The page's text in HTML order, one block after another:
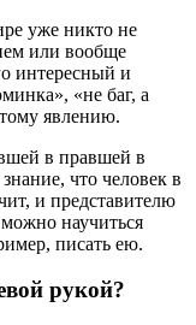
уже никто не
или вообще
интересный и
«не баг, а
явлению.
в правшей в
что человек в
и представителю
научиться
писать ею.
рукой?